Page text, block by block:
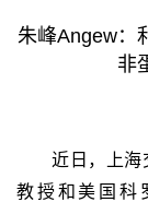
朱峰Angew：
非
近日，上海
教授和美国科